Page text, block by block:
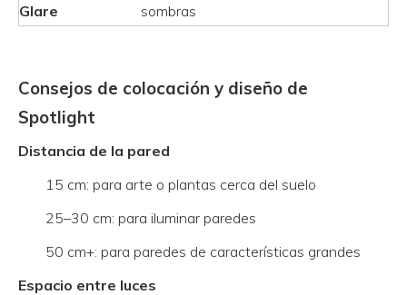
Glare
sombras
Consejos de colocación y diseño de
Spotlight
Distancia de la pared
15 cm: para arte o plantas cerca del suelo
25–30 cm: para iluminar paredes
50 cm+: para paredes de características grandes
Espacio entre luces